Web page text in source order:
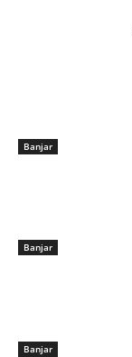
Banjar
Banjar
Banjar